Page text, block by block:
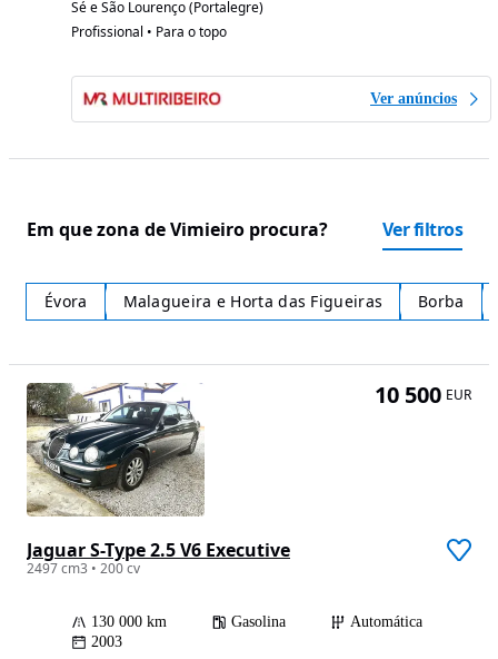
Sé e São Lourenço (Portalegre)
Profissional • Para o topo
Ver anúncios
Em que zona de Vimieiro procura? Ver filtros
Évora Malagueira e Horta das Figueiras Borba
Jaguar S-Type 2.5 V6 Executive
2497 cm3 • 200 cv
130 000 km Gasolina
Automática
2003
10 500 EUR